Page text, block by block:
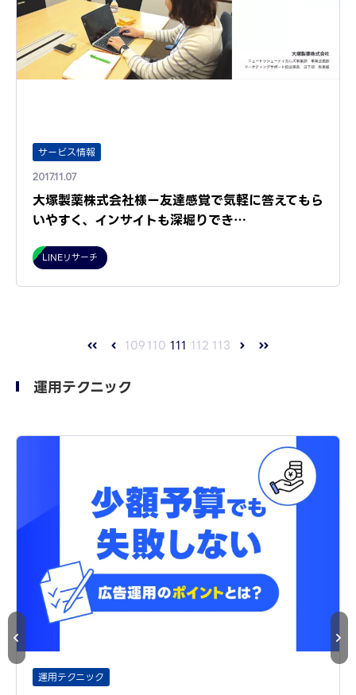
サービス情報
2017.11.07
大塚製薬株式会社様ー友達感覚で気軽に答えてもら
いやすく、インサイトも深堀りでき…
LINEリサーチ
109110 111 112 113
運用テクニック
運用テクニック